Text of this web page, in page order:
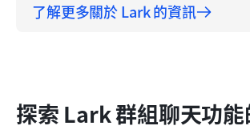
了解更多關於 Lark 的資訊
探索 Lark 群組聊天功